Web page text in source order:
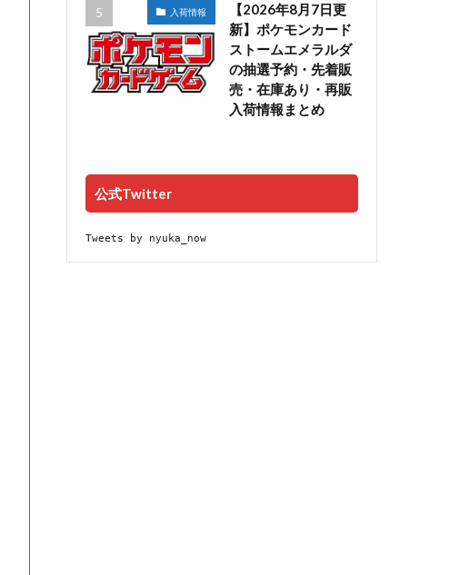
入荷情報
【2026年8月7日更
新】ポケモンカード
ストームエメラルダ
の抽選予約・先着販
売・在庫あり・再販
入荷情報まとめ
公式Twitter
Tweets by nyuka_now